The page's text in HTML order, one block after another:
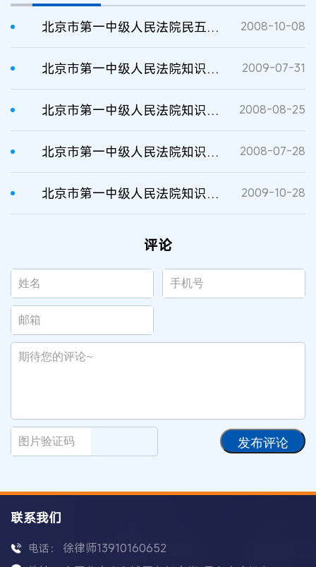
北京市第一中级人民法院民五庭2008年10月份开庭计划（1） 2008-10-08
北京市第一中级人民法院知识产权庭8月份开庭计划 2009-07-31
北京市第一中级人民法院知识产权庭2008年9月份开庭计划（1） 2008-08-25
北京市第一中级人民法院知识产权庭2008年8月份开庭计划 2008-07-28
北京市第一中级人民法院知识产权庭2009年11月份开庭计划 2009-10-28
评论
发布评论
联系我们
电话： 徐律师13910160652